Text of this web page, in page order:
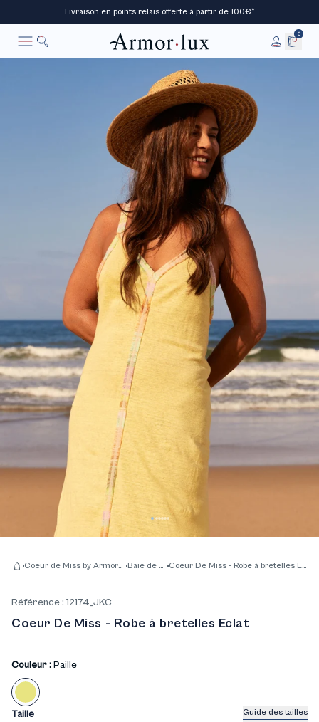
Livraison en points relais offerte à partir de 100€*
0
Coeur de Miss by Armor-lux Baie de Rio Coeur De Miss - Robe à bretelles Eclat
Référence : 12174_JKC
Coeur De Miss - Robe à bretelles Eclat
Couleur :Paille
Taille Guide des tailles